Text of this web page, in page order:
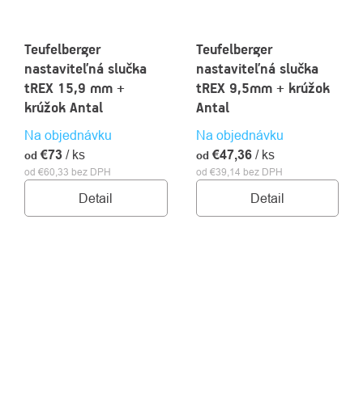
Teufelberger
nastaviteľná slučka
tREX 15,9 mm +
krúžok Antal
Na objednávku
od €60,33 bez DPH
od €73 / ks
Detail
Teufelberger
nastaviteľná slučka
tREX 9,5mm + krúžok
Antal
Na objednávku
od €39,14 bez DPH
od €47,36 / ks
Detail